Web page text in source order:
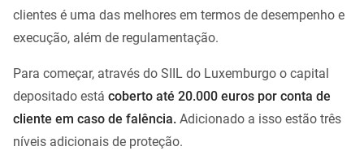
clientes é uma das melhores em termos de desempenho e
execução, além de regulamentação.
Para começar, através do SIIL do Luxemburgo o capital
depositado está coberto até 20.000 euros por conta de
cliente em caso de falência. Adicionado a isso estão três
níveis adicionais de proteção.